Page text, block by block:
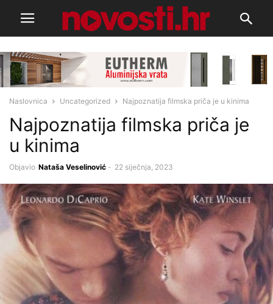
Naslovnica Uncategorized Najpoznatija filmska priča je u kinima
Najpoznatija filmska priča je
u kinima
Objavio Nataša Veselinović - 22 siječnja, 2023